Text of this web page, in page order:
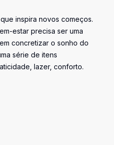
inspira novos começos.
estar precisa ser uma
concretizar o sonho do
série de itens
lazer, conforto.